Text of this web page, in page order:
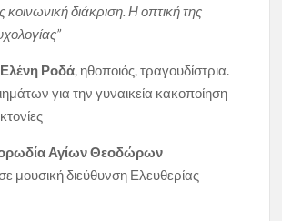
κοινωνική διάκριση. Η οπτική της
Ελένη Ροδά, ηθοποιός, τραγουδίστρια.
για την γυναικεία κακοποίηση
Αγίων Θεοδώρων
μουσική διεύθυνση Ελευθερίας